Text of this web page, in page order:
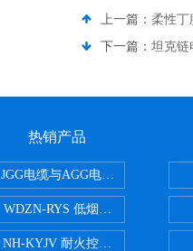
上一篇： 柔性丁
下一篇： 坦克链
热销产品
JGG电缆与AGG电缆有什么区别
WDZN-RYS 低烟无卤耐火双绞线
NH-KYJV 耐火控制电缆